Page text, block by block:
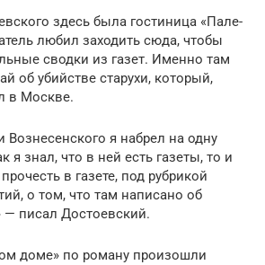
здесь была гостиница «Пале-
любил заходить сюда, чтобы
сводки из газет. Именно там
об убийстве старухи, который,
в Москве.
Вознесенского я набрел на одну
я знал, что в ней есть газеты, то и
в газете, под рубрикой
о том, что там написано об
— писал Достоевский.
доме» по роману произошли